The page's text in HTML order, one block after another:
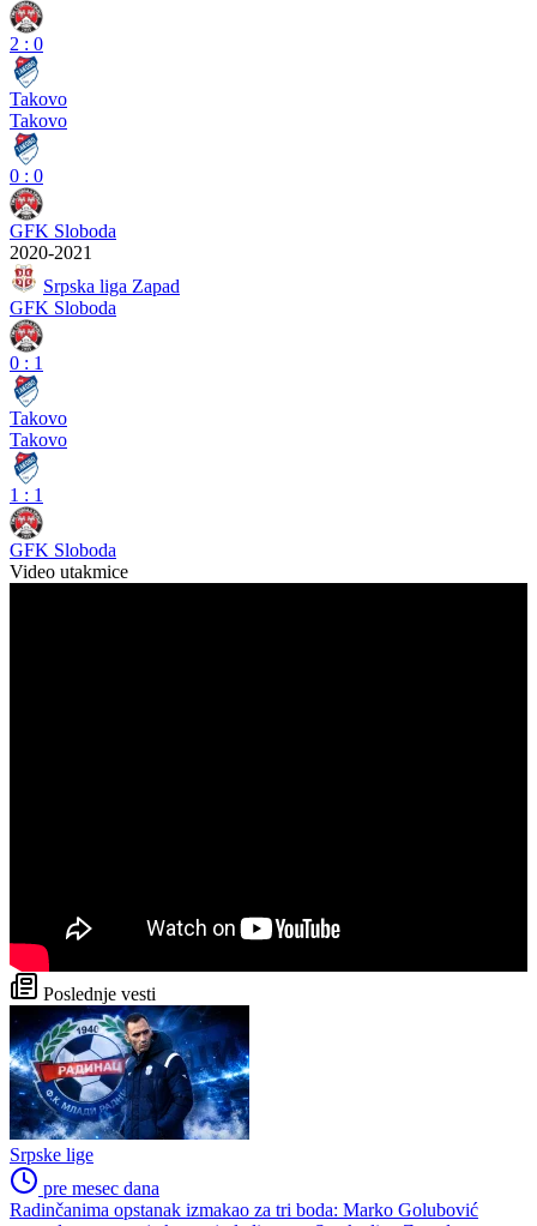
2 : 0
Takovo
Takovo
0 : 0
GFK Sloboda
2020-2021
Srpska liga Zapad
GFK Sloboda
0 : 1
Takovo
Takovo
1 : 1
GFK Sloboda
Video utakmice
Poslednje vesti
Srpske lige
pre mesec dana
Radinčanima opstanak izmakao za tri boda: Marko Golubović